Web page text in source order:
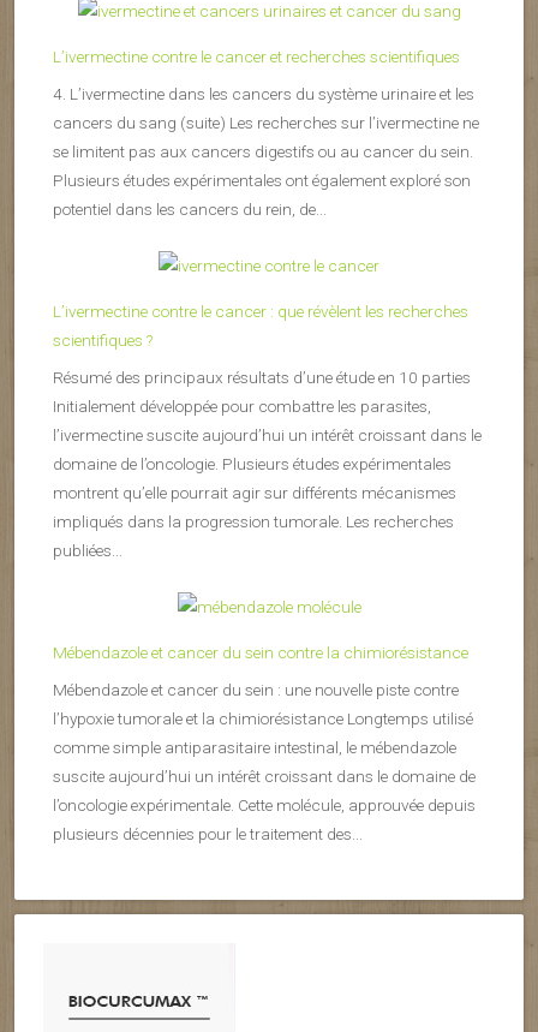
L’ivermectine contre le cancer et recherches scientifiques
4. L’ivermectine dans les cancers du système urinaire et les
cancers du sang (suite) Les recherches sur l’ivermectine ne
se limitent pas aux cancers digestifs ou au cancer du sein.
Plusieurs études expérimentales ont également exploré son
potentiel dans les cancers du rein, de...
L’ivermectine contre le cancer : que révèlent les recherches
scientifiques ?
Résumé des principaux résultats d’une étude en 10 parties
Initialement développée pour combattre les parasites,
l’ivermectine suscite aujourd’hui un intérêt croissant dans le
domaine de l’oncologie. Plusieurs études expérimentales
montrent qu’elle pourrait agir sur différents mécanismes
impliqués dans la progression tumorale. Les recherches
publiées...
Mébendazole et cancer du sein contre la chimiorésistance
Mébendazole et cancer du sein : une nouvelle piste contre
l’hypoxie tumorale et la chimiorésistance Longtemps utilisé
comme simple antiparasitaire intestinal, le mébendazole
suscite aujourd’hui un intérêt croissant dans le domaine de
l’oncologie expérimentale. Cette molécule, approuvée depuis
plusieurs décennies pour le traitement des...